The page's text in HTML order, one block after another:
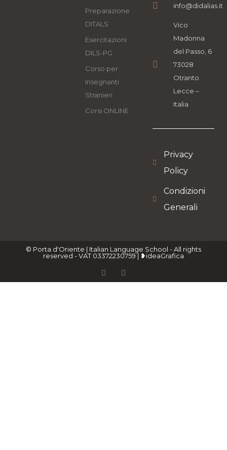
Preparazione
DITALS
Esercitazioni
DILS-PG
Corso per
Insegnanti
Stranieri
Corsi ONLINE
info@didalias.it
Vico
Madonna
del Passo, 6
73028
Otranto
Lecce –
Italia
Privacy
Policy
Condizioni
Generali
© Porta d'Oriente | Italian Language School - All rights
reserved - VAT 03372230759 | ❥ideaGrafica